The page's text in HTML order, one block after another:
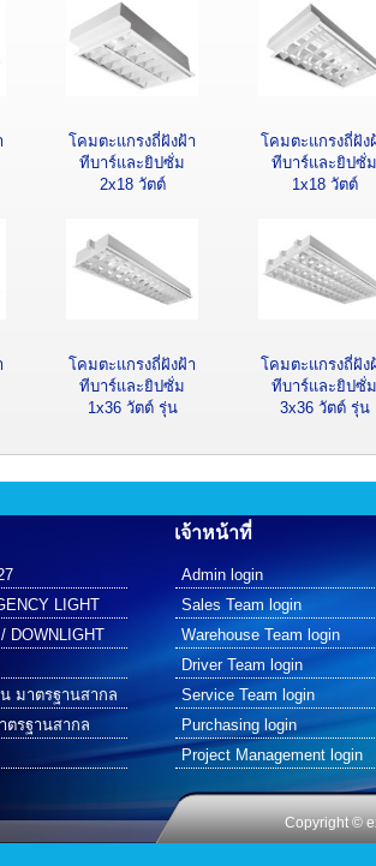
โคมตะแกรงถี่ฝังฝ้า
ทีบาร์และยิปซั่ม
2x18 วัตต์
โคมตะแกรงถี่ฝัง
ทีบาร์และยิปซั่ม
1x18 วัตต์
โคมตะแกรงถี่ฝังฝ้า
ทีบาร์และยิปซั่ม
1x36 วัตต์ รุ่น
โคมตะแกรงถี่ฝัง
ทีบาร์และยิปซั่ม
3x36 วัตต์ รุ่น
LIGHT
DOWNLIGHT
มาตรฐานสากล
ตรฐานสากล
เจ้าหน้าที่
Admin login
Sales Team login
Warehouse Team login
Driver Team login
Service Team login
Purchasing login
Project Management login
Copyright ©